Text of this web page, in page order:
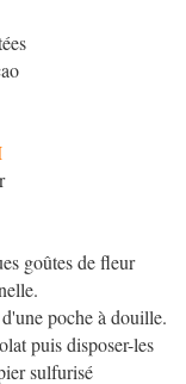
goûtes de fleur
poche à douille.
puis disposer-les
sulfurisé